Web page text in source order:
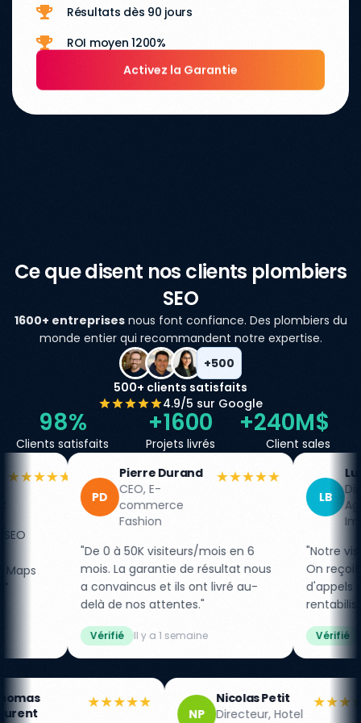
Résultats dès 90 jours
ROI moyen 1200%
Activez la Garantie
Ce que disent nos clients plombiers
SEO
1600+ entreprisesnous font confiance. Des plombiers du
monde entier qui recommandent notre expertise.
+500
500+ clients satisfaits
4.9/5 sur Google
98%
Clients satisfaits
+1600
Projets livrés
+240M$
Client sales
Pierre Durand
★★★★★
50K visiteurs/mois en 6
garantie de résultat nous
et ils ont livré au-
nos attentes."
Il y a 1 semaine
Lucie Bernard
"Notre visibilité locale a
On reçoit maintenant 3x plus
d'appels qualifiés.
rentabilisé en 2 mois."
Vérifié
Thomas
★★★★★